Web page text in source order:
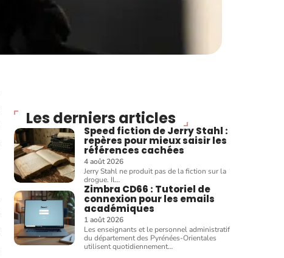
Les derniers articles
Speed fiction de Jerry Stahl :
repères pour mieux saisir les
références cachées
4 août 2026
Jerry Stahl ne produit pas de la fiction sur la
drogue. Il…
Zimbra CD66 : Tutoriel de
connexion pour les emails
académiques
1 août 2026
Les enseignants et le personnel administratif
du département des Pyrénées-Orientales
utilisent quotidiennement…